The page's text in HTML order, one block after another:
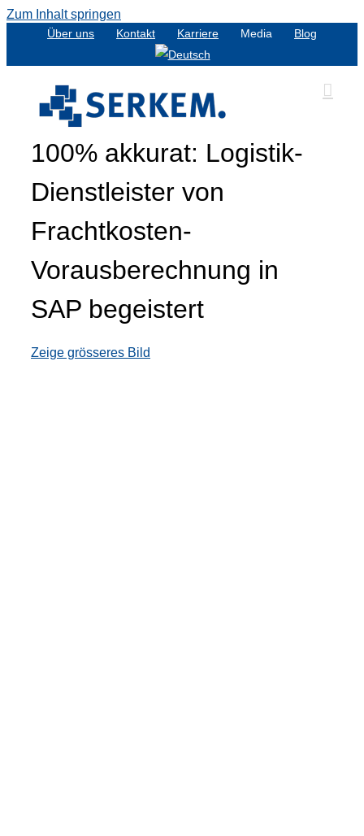
Zum Inhalt springen
Über uns Kontakt Karriere Media Blog
Zeige grösseres Bild
100% akkurat: Logistik-
Dienstleister von
Frachtkosten-
Vorausberechnung in
SAP begeistert